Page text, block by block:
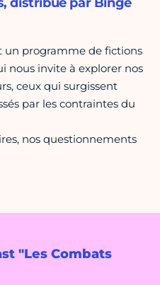
"Les Combats
un programme de fictions
nous invite à explorer nos
ceux qui surgissent
par les contraintes du
nos questionnements